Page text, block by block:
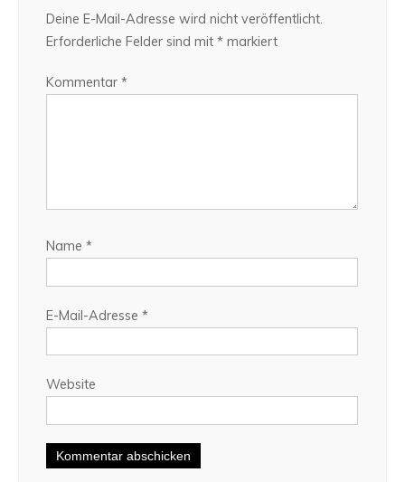
Deine E-Mail-Adresse wird nicht veröffentlicht.
Erforderliche Felder sind mit * markiert
Kommentar *
Name *
E-Mail-Adresse *
Website